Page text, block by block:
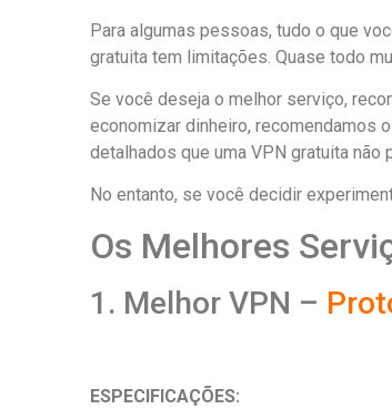
Para algumas pessoas, tudo o que
gratuita tem limitações. Quase todo
Se você deseja o melhor serviço,
economizar dinheiro, recomendamos o
detalhados que uma VPN gratuita não
No entanto, se você decidir
Os Melhores
1. Melhor VPN –
ESPECIFICAÇÕES: